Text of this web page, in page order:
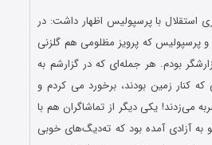
استقلال با پرسپولیس اظهار داشت: در
و پرسپولیس که پرویز مظلومی هم گلزنی
بودم. هر جمله‌ای که در گزارشم به
که کنار زمین بودند، برخورد می کردم و
می‌زدند! یکی دیگر از تماشاگران هم با
به آزادی آمده بود که ته‌دیگ‌های خوبی